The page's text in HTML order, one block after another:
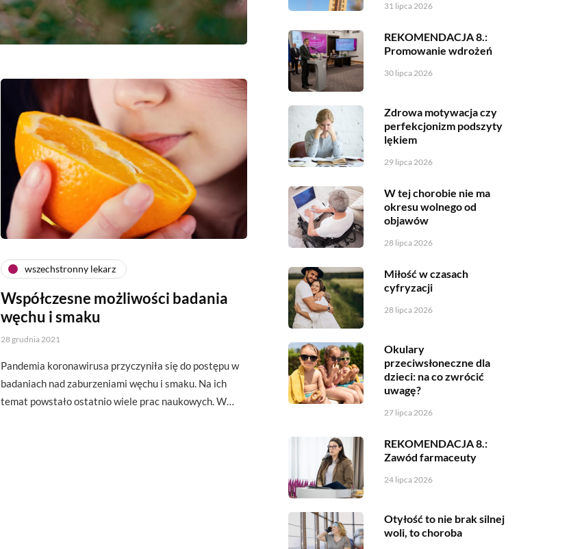
wszechstronny lekarz
Współczesne możliwości badania
węchu i smaku
28 grudnia 2021
Pandemia koronawirusa przyczyniła się do postępu w
badaniach nad zaburzeniami węchu i smaku. Na ich
temat powstało ostatnio wiele prac naukowych. W…
31 lipca 2026
REKOMENDACJA 8.:
Promowanie wdrożeń
30 lipca 2026
Zdrowa motywacja czy
perfekcjonizm podszyty
lękiem
29 lipca 2026
W tej chorobie nie ma
okresu wolnego od
objawów
28 lipca 2026
Miłość w czasach
cyfryzacji
28 lipca 2026
Okulary
przeciwsłoneczne dla
dzieci: na co zwrócić
uwagę?
27 lipca 2026
REKOMENDACJA 8.:
Zawód farmaceuty
24 lipca 2026
Otyłość to nie brak silnej
woli, to choroba